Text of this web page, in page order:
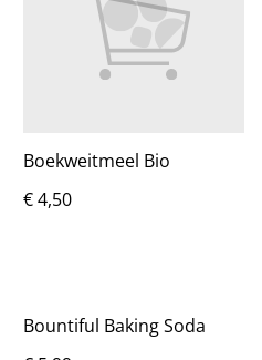
Boekweitmeel Bio
€ 4,50
Bountiful Baking Soda